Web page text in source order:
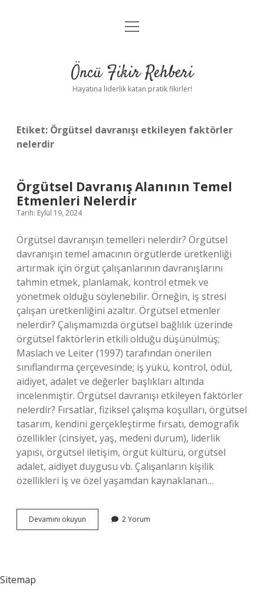
Anasayfa
Yasal Uyarı
menüyü
Öncü Fikir Rehberi
Hayatına liderlik katan pratik fikirler!
Etiket: Örgütsel davranışı etkileyen faktörler
nelerdir
Örgütsel Davranış Alanının Temel
Etmenleri Nelerdir
Tarih: Eylül 19, 2024
Örgütsel davranışın temelleri nelerdir? Örgütsel
davranışın temel amacının örgütlerde üretkenliği
artırmak için örgüt çalışanlarının davranışlarını
tahmin etmek, planlamak, kontrol etmek ve
yönetmek olduğu söylenebilir. Örneğin, iş stresi
çalışan üretkenliğini azaltır. Örgütsel etmenler
nelerdir? Çalışmamızda örgütsel bağlılık üzerinde
örgütsel faktörlerin etkili olduğu düşünülmüş;
Maslach ve Leiter (1997) tarafından önerilen
sınıflandırma çerçevesinde; iş yükü, kontrol, ödül,
aidiyet, adalet ve değerler başlıkları altında
incelenmiştir. Örgütsel davranışı etkileyen faktörler
nelerdir? Fırsatlar, fiziksel çalışma koşulları, örgütsel
tasarım, kendini gerçekleştirme fırsatı, demografik
özellikler (cinsiyet, yaş, medeni durum), liderlik
yapısı, örgütsel iletişim, örgüt kültürü, örgütsel
adalet, aidiyet duygusu vb. Çalışanların kişilik
özellikleri iş ve özel yaşamdan kaynaklanan…
Devamını okuyun Örgütsel
Davranış
2 Yorum
Sitemap